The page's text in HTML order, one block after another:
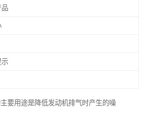
品
示
要用途是降低发动机排气时产生的噪